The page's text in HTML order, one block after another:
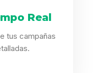
Real
tus campañas